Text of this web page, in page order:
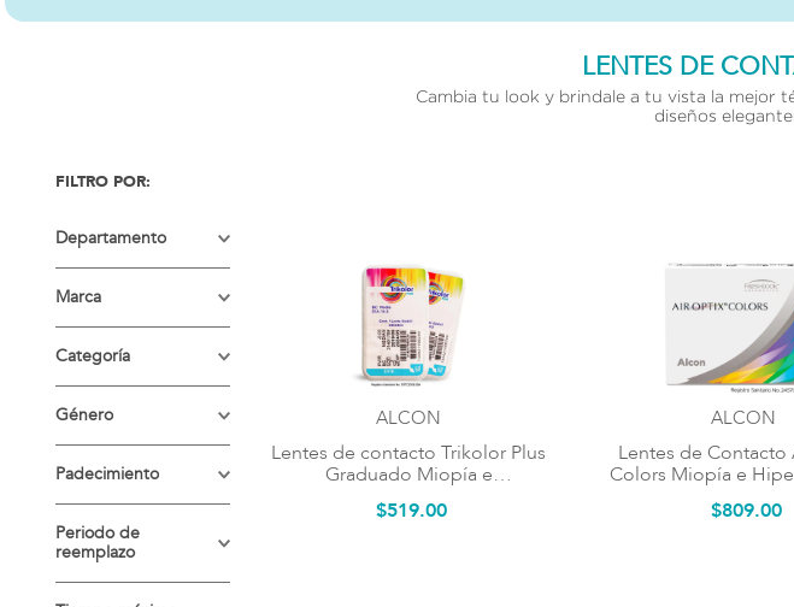
LENTES DE
Cambia tu look y brindale a tu vista la mejor
diseños
Departamento
Marca
Categoría
Género
Unisex
Padecimiento
Hipermetropía
Miopía
Periodo de
reemplazo
Mensual
ALCON
Lentes de contacto Trikolor Plus
Graduado Miopía e
Hipermetropía
$519.00
ALCON
Lentes de
Colors Miopía e
$809.00